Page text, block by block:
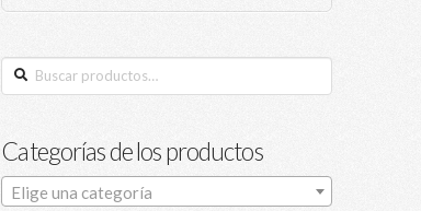
Buscar
por:
Categorías de los productos
Elige una categoría